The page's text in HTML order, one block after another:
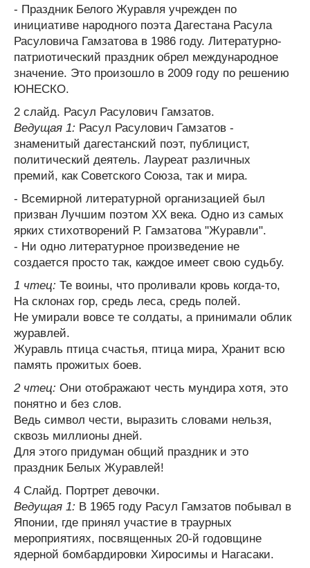
- Праздник Белого Журавля учрежден по
инициативе народного поэта Дагестана Расула
Расуловича Гамзатова в 1986 году. Литературно-
патриотический праздник обрел международное
значение. Это произошло в 2009 году по решению
ЮНЕСКО.
2 слайд. Расул Расулович Гамзатов.
Ведущая 1: Расул Расулович Гамзатов -
знаменитый дагестанский поэт, публицист,
политический деятель. Лауреат различных
премий, как Советского Союза, так и мира.
- Всемирной литературной организацией был
призван Лучшим поэтом ХХ века. Одно из самых
ярких стихотворений Р. Гамзатова "Журавли".
- Ни одно литературное произведение не
создается просто так, каждое имеет свою судьбу.
1 чтец: Те воины, что проливали кровь когда-то,
На склонах гор, средь леса, средь полей.
Не умирали вовсе те солдаты, а принимали облик
журавлей.
Журавль птица счастья, птица мира, Хранит всю
память прожитых боев.
2 чтец: Они отображают честь мундира хотя, это
понятно и без слов.
Ведь символ чести, выразить словами нельзя,
сквозь миллионы дней.
Для этого придуман общий праздник и это
праздник Белых Журавлей!
4 Слайд. Портрет девочки.
Ведущая 1: В 1965 году Расул Гамзатов побывал в
Японии, где принял участие в траурных
мероприятиях, посвященных 20-й годовщине
ядерной бомбардировки Хиросимы и Нагасаки.